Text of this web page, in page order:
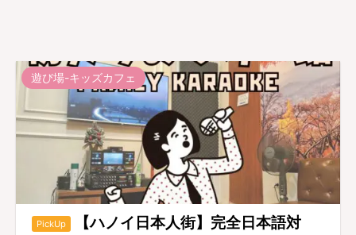
遊び場-キッズカフェ
PickUp
【ハノイ日本人街】完全日本語対